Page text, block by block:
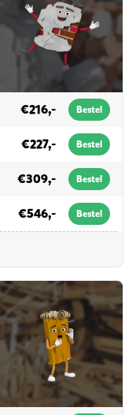
€216,- Bestel
€227,- Bestel
€309,- Bestel
€546,- Bestel